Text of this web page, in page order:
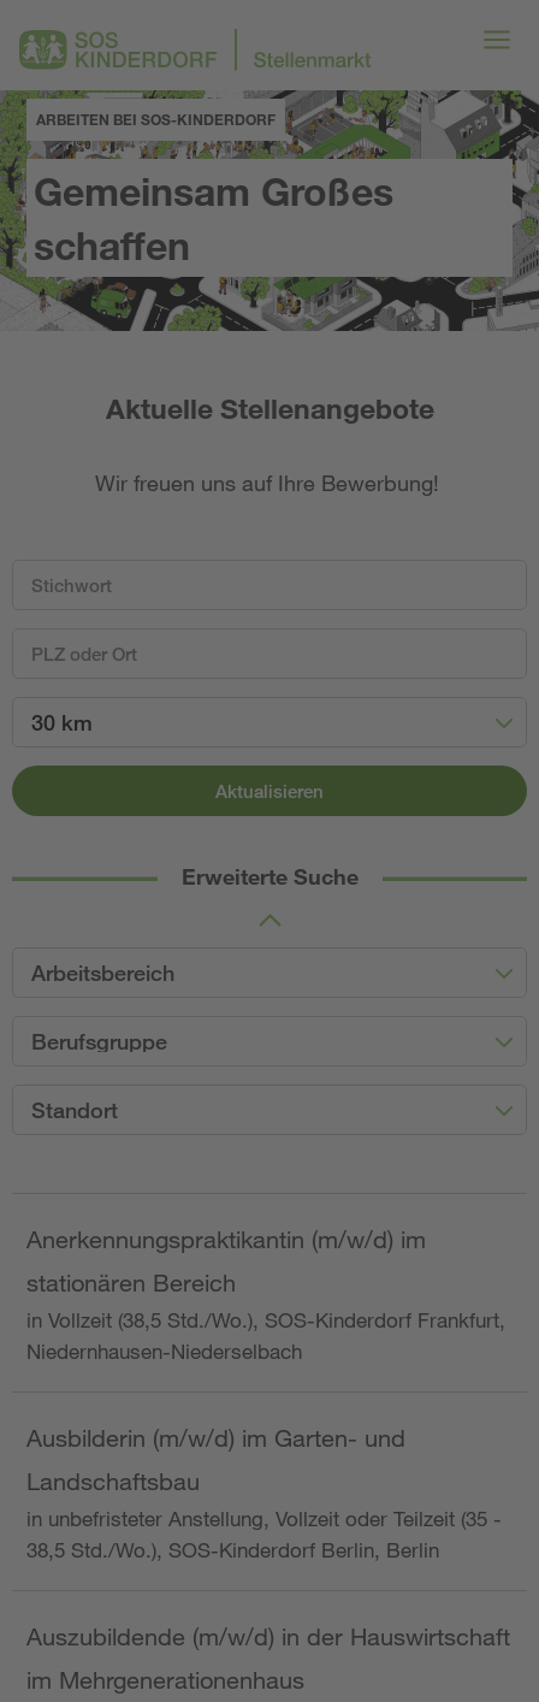
ARBEITEN BEI SOS-KINDERDORF
Gemeinsam Großes
schaffen
Aktuelle Stellenangebote
Wir freuen uns auf Ihre Bewerbung!
30 km
Aktualisieren
Erweiterte Suche
Arbeitsbereich
Berufsgruppe
Standort
Anerkennungspraktikantin (m/w/d) im
stationären Bereich
in Vollzeit (38,5 Std./Wo.), SOS-Kinderdorf Frankfurt,
Niedernhausen-Niederselbach
Ausbilderin (m/w/d) im Garten- und
Landschaftsbau
in unbefristeter Anstellung, Vollzeit oder Teilzeit (35 -
38,5 Std./Wo.), SOS-Kinderdorf Berlin, Berlin
Auszubildende (m/w/d) in der Hauswirtschaft
im Mehrgenerationenhaus